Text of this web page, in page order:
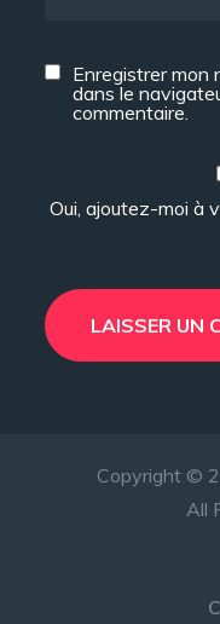
Enregistrer mon
dans le
commentaire.
Oui, ajoutez-moi à
Copyright ©
All